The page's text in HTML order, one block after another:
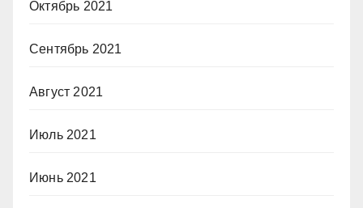
Октябрь 2021
Сентябрь 2021
Август 2021
Июль 2021
Июнь 2021